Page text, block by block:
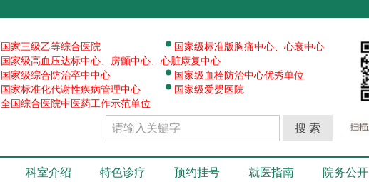
国家三级乙等综合医院 ·国家级标准版胸痛中心、心衰中心
国家级高血压达标中心、房颤中心、心脏康复中心
国家级综合防治卒中中心 ·国家级血栓防治中心优秀单位
国家标准化代谢性疾病管理中心 ·国家级爱婴医院
全国综合医院中医药工作示范单位
搜 索
科室介绍 特色诊疗 预约挂号 就医指南 院务公开